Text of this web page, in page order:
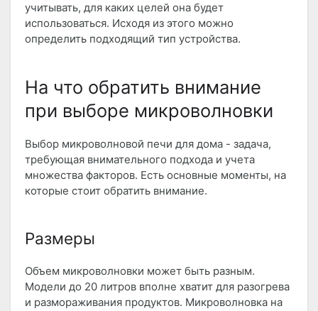
учитывать, для каких целей она будет
использоваться. Исходя из этого можно
определить подходящий тип устройства.
На что обратить внимание
при выборе микроволновки
Выбор микроволновой печи для дома - задача,
требующая внимательного подхода и учета
множества факторов. Есть основные моменты, на
которые стоит обратить внимание.
Размеры
Объем микроволновки может быть разным.
Модели до 20 литров вполне хватит для разогрева
и размораживания продуктов. Микроволновка на